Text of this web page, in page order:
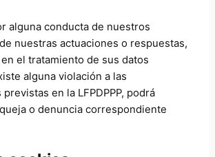
alguna conducta de nuestros
nuestras actuaciones o respuestas,
el tratamiento de sus datos
alguna violación a las
en la LFPDPPP, podrá
o denuncia correspondiente